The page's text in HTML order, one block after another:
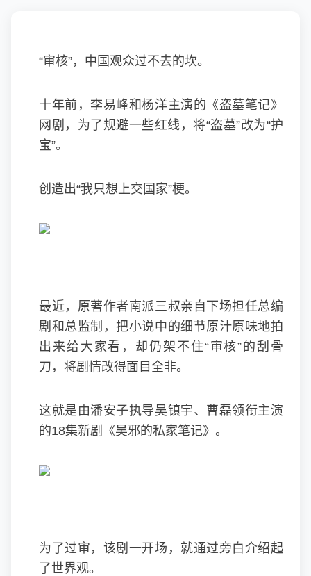
“审核”，中国观众过不去的坎。
十年前，李易峰和杨洋主演的《盗墓笔记》
网剧，为了规避一些红线，将“盗墓”改为“护
宝”。
创造出“我只想上交国家”梗。
最近，原著作者南派三叔亲自下场担任总编
剧和总监制，把小说中的细节原汁原味地拍
出来给大家看，却仍架不住“审核”的刮骨
刀，将剧情改得面目全非。
这就是由潘安子执导吴镇宇、曹磊领衔主演
的18集新剧《吴邪的私家笔记》。
为了过审，该剧一开场，就通过旁白介绍起
了世界观。